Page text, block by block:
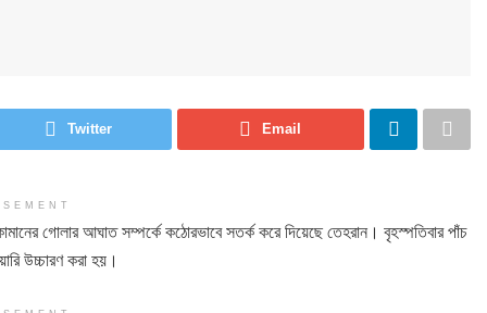
Twitter Email
গোলার আঘাত সম্পর্কে কঠোরভাবে সতর্ক করে দিয়েছে তেহরান। বৃহস্পতিবার পাঁচ
উচ্চারণ করা হয়।